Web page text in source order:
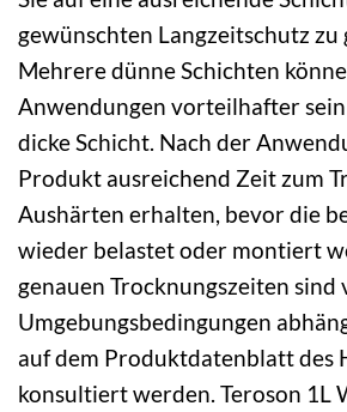
gewünschten Langzeitschutz zu
Mehrere dünne Schichten
Anwendungen vorteilhafter sein
dicke Schicht. Nach der
Produkt ausreichend Zeit zum
Aushärten erhalten, bevor die
wieder belastet oder montiert
genauen Trocknungszeiten sind
Umgebungsbedingungen
auf dem Produktdatenblatt des
konsultiert werden. Teroson 1L